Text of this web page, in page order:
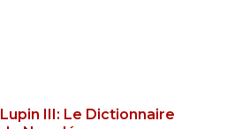
Lupin III: Le Dictionnaire